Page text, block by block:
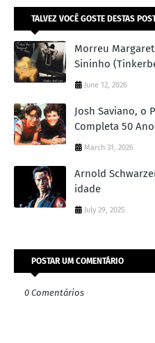
TALVEZ VOCÊ GOSTE DESTAS
Morreu
Sininho
June 12, 2026
Josh Saviano, o
Completa 50
March 31, 2026
Arnold
idade
July 29, 2025
POSTAR UM COMENTÁRIO
0 Comentários